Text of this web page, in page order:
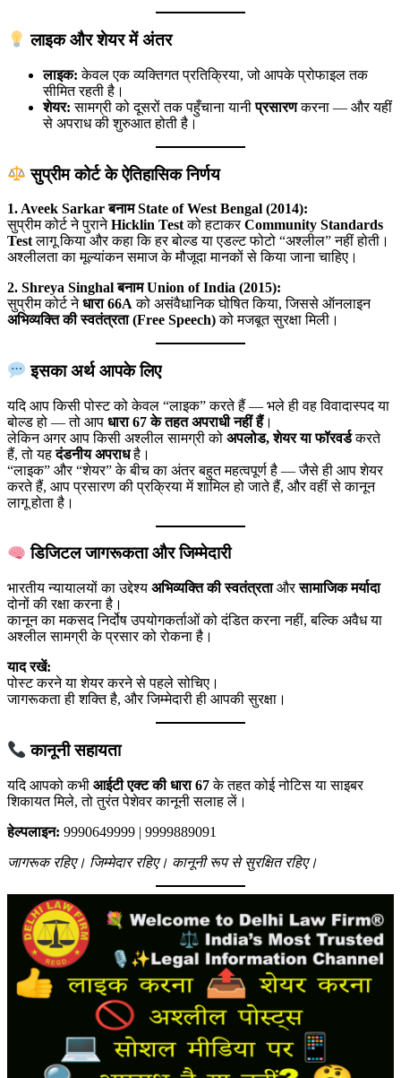
लाइक और शेयर में अंतर
लाइक: केवल एक व्यक्तिगत प्रतिक्रिया, जो आपके प्रोफाइल तक
सीमित रहती है।
शेयर: सामग्री को दूसरों तक पहुँचाना यानीप्रसारणकरना — और यहीं
से अपराध की शुरुआत होती है।
सुप्रीम कोर्ट के ऐतिहासिक निर्णय
1. Aveek Sarkar बनाम State of West Bengal (2014):
सुप्रीम कोर्ट ने पुरानेHicklin Testको हटाकरCommunity Standards
Testलागू किया और कहा कि हर बोल्ड या एडल्ट फोटो “अश्लील” नहीं होती।
अश्लीलता का मूल्यांकन समाज के मौजूदा मानकों से किया जाना चाहिए।
2. Shreya Singhal बनाम Union of India (2015):
सुप्रीम कोर्ट नेधारा 66A को असंवैधानिक घोषित किया, जिससे ऑनलाइन
अभिव्यक्ति की स्वतंत्रता (Free Speech)को मजबूत सुरक्षा मिली।
इसका अर्थ आपके लिए
यदि आप किसी पोस्ट को केवल “लाइक” करते हैं — भले ही वह विवादास्पद या
बोल्ड हो — तो आप धारा 67 के तहत अपराधी नहीं हैं।
लेकिन अगर आप किसी अश्लील सामग्री को अपलोड, शेयर या फॉरवर्डकरते
हैं, तो यहदंडनीय अपराधहै।
“लाइक” और “शेयर” के बीच का अंतर बहुत महत्वपूर्ण है — जैसे ही आप शेयर
करते हैं, आप प्रसारण की प्रक्रिया में शामिल हो जाते हैं, और वहीं से कानून
लागू होता है।
डिजिटल जागरूकता और जिम्मेदारी
भारतीय न्यायालयों का उद्देश्य अभिव्यक्ति की स्वतंत्रताऔरसामाजिक मर्यादा
दोनों की रक्षा करना है।
कानून का मकसद निर्दोष उपयोगकर्ताओं को दंडित करना नहीं, बल्कि अवैध या
अश्लील सामग्री के प्रसार को रोकना है।
याद रखें:
पोस्ट करने या शेयर करने से पहले सोचिए।
जागरूकता ही शक्ति है, और जिम्मेदारी ही आपकी सुरक्षा।
कानूनी सहायता
यदि आपको कभी आईटी एक्ट की धारा 67के तहत कोई नोटिस या साइबर
शिकायत मिले, तो तुरंत पेशेवर कानूनी सलाह लें।
हेल्पलाइन: 9990649999 | 9999889091
जागरूक रहिए। जिम्मेदार रहिए। कानूनी रूप से सुरक्षित रहिए।